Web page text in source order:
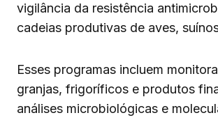
vigilância da resistência
cadeias produtivas de aves,
Esses programas incluem
granjas, frigoríficos e produtos
análises microbiológicas e